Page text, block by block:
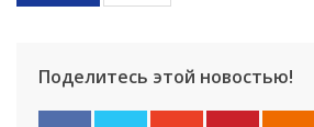
Поделитесь этой новостью!